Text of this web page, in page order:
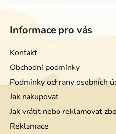
Informace pro vás
Kontakt
Obchodní podmínky
Podmínky ochrany osobních
Jak nakupovat
Jak vrátit nebo reklamovat
Reklamace